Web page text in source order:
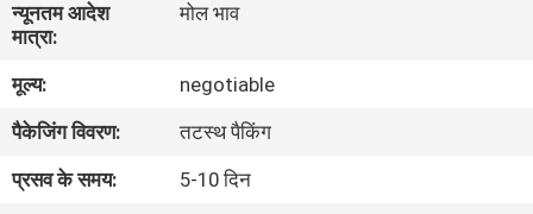
कारखाना
गुणवत्ता
नियंत्रण
न्यूनतम आदेश
मात्रा:
मोल भाव
मूल्य:
negotiable
पैकेजिंग विवरण:
तटस्थ पैकिंग
प्रसव के समय:
5-10 दिन